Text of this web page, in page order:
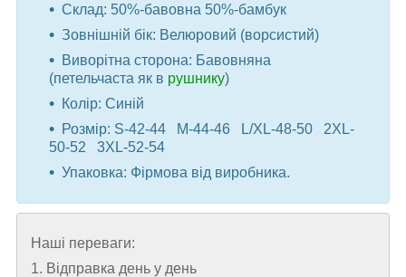
Склад: 50%-бавовна 50%-бамбук
Зовнішній бік: Велюровий (ворсистий)
Виворітна сторона: Бавовняна
(петельчаста як в рушнику)
Колір: Синій
Розмір: S-42-44 M-44-46 L/XL-48-50 2XL-
50-52 3XL-52-54
Упаковка: Фірмова від виробника.
Наші переваги:
1. Відправка день у день